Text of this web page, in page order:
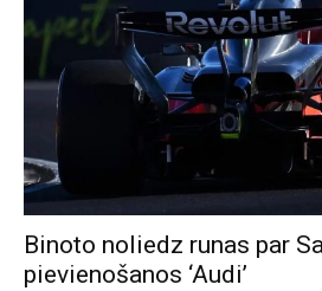
Binoto noliedz runas par
pievienošanos ‘Audi’